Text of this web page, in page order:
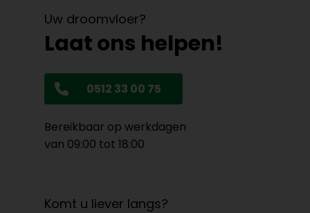
Uw droomvloer?
Laat ons helpen!
0512 33 00 75
Bereikbaar op werkdagen
van 09:00 tot 18:00
Komt u liever langs?